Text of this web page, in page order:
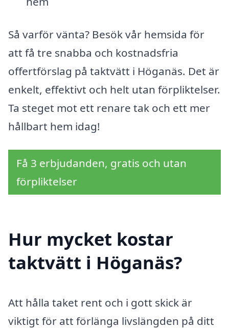
Så varför vänta? Besök vår hemsida för
att få tre snabba och kostnadsfria
offertförslag på taktvätt i Höganäs. Det är
enkelt, effektivt och helt utan förpliktelser.
Ta steget mot ett renare tak och ett mer
hållbart hem idag!
Få 3 erbjudanden, gratis och utan
förpliktelser
Hur mycket kostar
taktvätt i Höganäs?
Att hålla taket rent och i gott skick är
viktigt för att förlänga livslängden på ditt